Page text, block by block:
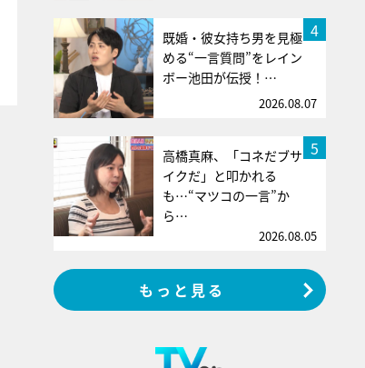
4
既婚・彼女持ち男を見極
める“一言質問”をレイン
ボー池田が伝授！…
2026.08.07
5
高橋真麻、「コネだブサ
イクだ」と叩かれる
も…“マツコの一言”か
ら…
2026.08.05
もっと見る